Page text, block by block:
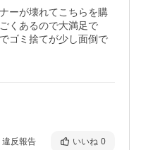
ーが壊れてこちらを購
くあるので大満足で
ゴミ捨てが少し面倒で
違反報告 いいね 0